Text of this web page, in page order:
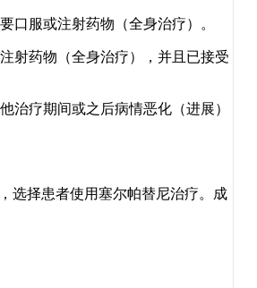
服或注射药物（全身治疗）。
射药物（全身治疗），并且已接受
疗期间或之后病情恶化（进展）
择患者使用塞尔帕替尼治疗。成